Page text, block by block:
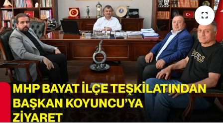
SAĞLIK
SPOR
11:11 MANŞET